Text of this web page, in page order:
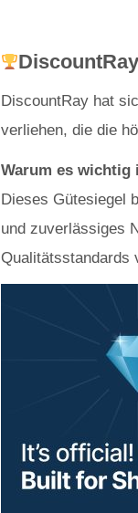
DiscountRay hat
verliehen, die die
Warum es wichtig
Dieses Gütesiegel
und zuverlässiges
Qualitätsstandards